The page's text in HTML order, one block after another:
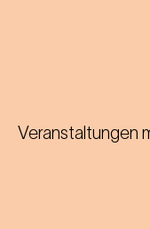
Veranstaltungen